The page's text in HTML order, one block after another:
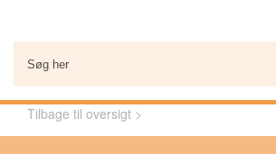
Tilbage til oversigt >